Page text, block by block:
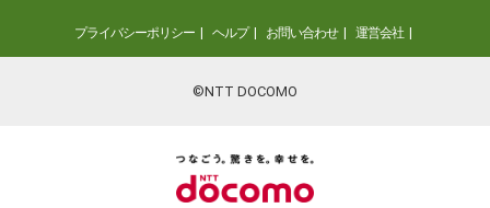
プライバシーポリシー ヘルプ お問い合わせ 運営会社
©NTT DOCOMO